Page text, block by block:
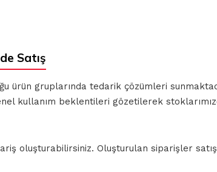
Satış
ürün gruplarında tedarik çözümleri
kullanım beklentileri gözetilerek
oluşturabilirsiniz. Oluşturulan siparişler